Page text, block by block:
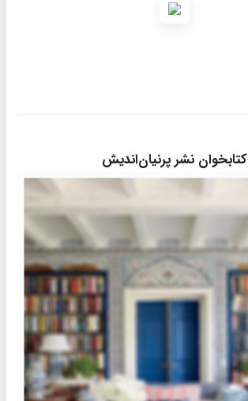
کتابخوان نشر پرنیان‌اندیش